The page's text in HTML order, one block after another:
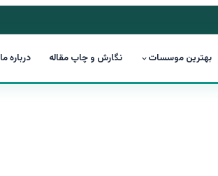
بهترین موسسات نگارش و چاپ مقاله درباره ما